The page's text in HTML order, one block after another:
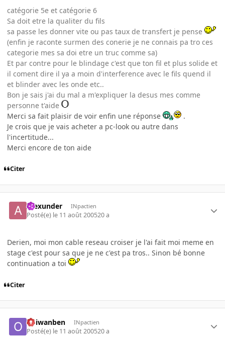
catégorie 5e et catégorie 6
Sa doit etre la qualiter du fils
sa passe les donner vite ou pas taux de transfert je pense
(enfin je raconte surmen des conerie je ne connais pa tro ces
categorie mes sa doi etre un truc comme sa)
Et par contre pour le blindage c'est que ton fil et plus solide et
il coment dire il ya a moin d'interference avec le fils quend il
et blinder avec les onde etc..
Bon je sais j'ai du mal a m'expliquer la desus mes comme
personne t'aide
Merci sa fait plaisir de voir enfin une réponse
.
Je crois que je vais acheter a pc-look ou autre dans
l'incertitude...
Merci encore de ton aide
Citer
Alexunder INpactien
Posté(e) le 11 août 200520 a
Derien, moi mon cable reseau croiser je l'ai fait moi meme en
stage c'est pour sa que je ne c'est pa tros.. Sinon bé bonne
continuation a toi
Citer
obiwanben INpactien
Posté(e) le 11 août 200520 a